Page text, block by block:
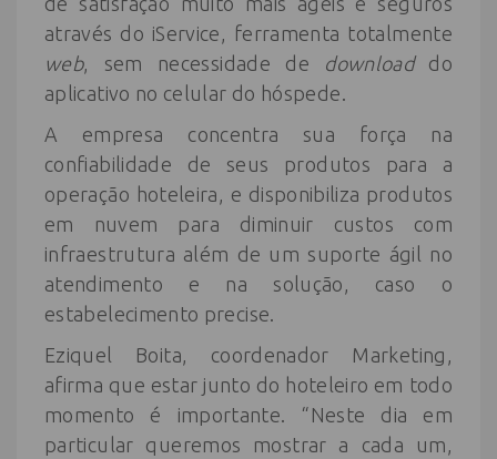
através do iService, ferramenta totalmente
web, sem necessidade de downloaddo
aplicativo no celular do hóspede.
A empresa concentra sua força na
confiabilidade de seus produtos para a
operação hoteleira, e disponibiliza produtos
em nuvem para diminuir custos com
infraestrutura além de um suporte ágil no
atendimento e na solução, caso o
estabelecimento precise.
Eziquel Boita, coordenador Marketing,
afirma que estar junto do hoteleiro em todo
momento é importante. “Neste dia em
particular queremos mostrar a cada um,